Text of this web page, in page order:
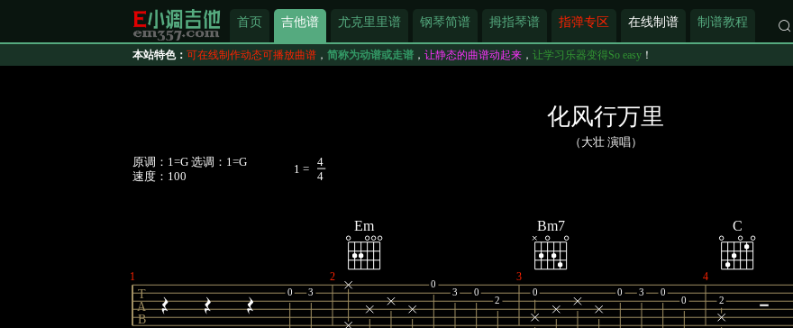
首页 吉他谱 尤克里里谱 钢琴简谱 拇指琴谱 指弹专区 在线制谱 制谱教程
本站特色： 可在线制作动态可播放曲谱 ， 简称为动谱或走谱 ， 让静态的曲谱动起来 ， 让学习乐器变得So easy ！
化风行万里
（大壮 演唱）
原调：1=G 选调：1=G
速度：100
1 =
4
4
1
T
A
B
0 3
2
0
3 0
2
Em
3
0 0 3 0
0
Bm7
4
2
C